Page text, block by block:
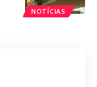
NOTÍCIAS